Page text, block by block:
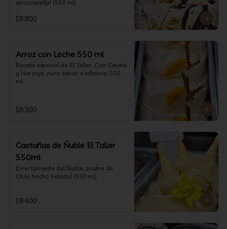
stracciatella! (550 ml)
$8.800
Arroz con Leche 550 ml
Receta especial de El Taller. Con Canela
y Naranja, puro sabor a infancia. 550
ml
$8.300
Castañas de Ñuble El Taller
550ml
Directamente del Ñuble, postre de
Chile hecho helado! (550 ml)
$8.400